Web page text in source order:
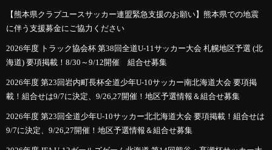
【熊本県クラブユースサッカー連盟緊急支援のお願い】熊本県での地震
に伴う支援募金にご協力ください
2026年度 トラック協会杯 第38回全道U-11サッカー大会 札幌地区予選 (北
海道) 要項掲載！8/30～9/12開催 組合せ募集
2026年度 第23回岩内町長杯全道少年U-10サッカー南北海道大会 要項掲
載！組合せは9/7に決定、9/26,27開催！地区予選情報＆組合せ募集
2026年度 第23回全道少年U-10サッカー北北海道大会 要項掲載！組合せは
9/7に決定、9/26,27開催！地区予選情報＆組合せ募集